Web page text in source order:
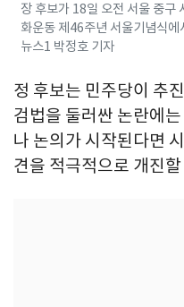
장 후보가 18일 오전 서울 중구
화운동 제46주년 서울기념식
뉴스1 박정호 기자
정 후보는 민주당이 추
검법을 둘러싼 논란에
나 논의가 시작된다면
견을 적극적으로 개진